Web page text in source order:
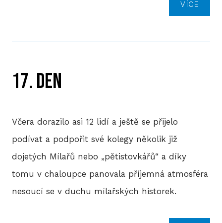
VÍCE
17. DEN
Včera dorazilo asi 12 lidí a ještě se přijelo
podívat a podpořit své kolegy několik již
dojetých Mílařů nebo „pětistovkářů“ a díky
tomu v chaloupce panovala příjemná atmosféra
nesoucí se v duchu mílařských historek.